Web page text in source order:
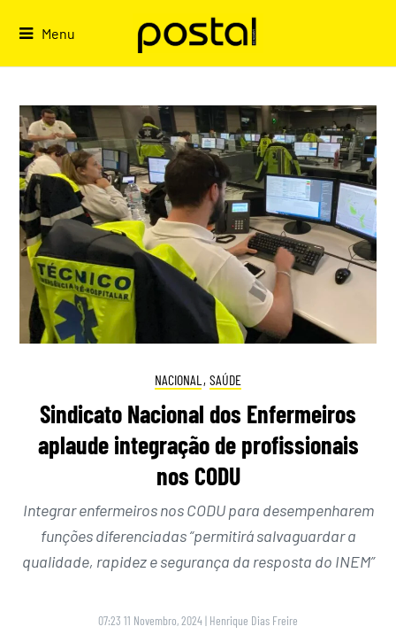
Menu
NACIONAL , SAÚDE
Sindicato Nacional dos Enfermeiros
aplaude integração de profissionais
nos CODU
Integrar enfermeiros nos CODU para desempenharem
funções diferenciadas “permitirá salvaguardar a
qualidade, rapidez e segurança da resposta do INEM”
07:23 11 Novembro, 2024| Henrique Dias Freire